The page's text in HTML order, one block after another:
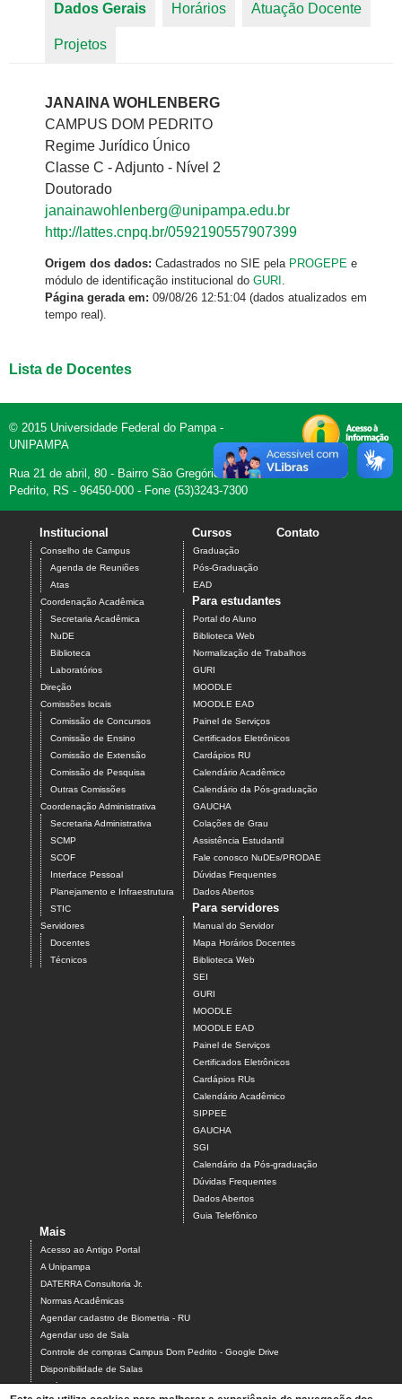
Dados Gerais (aba ativa)
Horários Atuação Docente
Projetos
JANAINA WOHLENBERG
CAMPUS DOM PEDRITO
Regime Jurídico Único
Classe C - Adjunto - Nível 2
Doutorado
janainawohlenberg@unipampa.edu.br
http://lattes.cnpq.br/0592190557907399
Origem dos dados: Cadastrados no SIE pela PROGEPE e
módulo de identificação institucional do GURI .
Página gerada em: 09/08/26 12:51:04 (dados atualizados em
tempo real).
Lista de Docentes
© 2015 Universidade Federal do Pampa -
UNIPAMPA
Rua 21 de abril, 80 - Bairro São Gregório - Dom
Pedrito, RS - 96450-000 - Fone (53)3243-7300
Institucional
Conselho de Campus
Agenda de Reuniões
Atas
Coordenação Acadêmica
Secretaria Acadêmica
NuDE
Biblioteca
Laboratórios
Direção
Comissões locais
Comissão de Concursos
Comissão de Ensino
Comissão de Extensão
Comissão de Pesquisa
Outras Comissões
Coordenação Administrativa
Secretaria Administrativa
SCMP
SCOF
Interface Pessoal
Planejamento e Infraestrutura
STIC
Servidores
Docentes
Técnicos
Cursos
Graduação
Pós-Graduação
EAD
Contato
Para estudantes
Portal do Aluno
Biblioteca Web
Normalização de Trabalhos
GURI
MOODLE
MOODLE EAD
Painel de Serviços
Certificados Eletrônicos
Cardápios RU
Calendário Acadêmico
Calendário da Pós-graduação
GAUCHA
Colações de Grau
Assistência Estudantil
Fale conosco NuDEs/PRODAE
Dúvidas Frequentes
Dados Abertos
Para servidores
Manual do Servidor
Mapa Horários Docentes
Biblioteca Web
SEI
GURI
MOODLE
MOODLE EAD
Painel de Serviços
Certificados Eletrônicos
Cardápios RUs
Calendário Acadêmico
SIPPEE
GAUCHA
SGI
Calendário da Pós-graduação
Dúvidas Frequentes
Dados Abertos
Guia Telefônico
Mais
Acesso ao Antigo Portal
A Unipampa
DATERRA Consultoria Jr.
Normas Acadêmicas
Agendar cadastro de Biometria - RU
Agendar uso de Sala
Controle de compras Campus Dom Pedrito - Google Drive
Disponibilidade de Salas
Estágios